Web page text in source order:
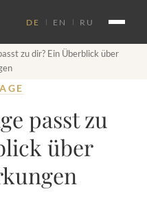
DE EN RU
zu dir? Ein Überblick über
passt zu
über